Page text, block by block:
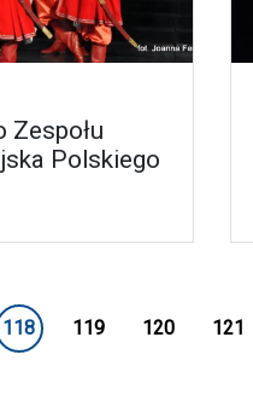
Zespołu
Polskiego
118 119 120 121